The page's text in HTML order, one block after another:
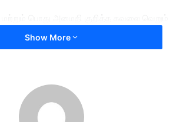
இருப்பது ஆச்சரியத்தை ஏற்படுத்தியுள்ளது.
53 விழுக்காட்டிலிருந்த டத்தோ ஸ்ரீ அன்வார்
Show More